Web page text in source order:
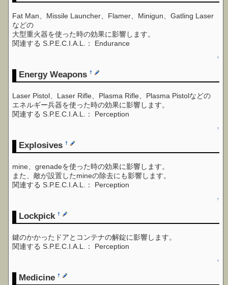
Fat Man、Missile Launcher、Flamer、Minigun、Gatling Laser
などの
大型重火器を使った時の効果に影響します。
関連する S.P.E.C.I.A.L.： Endurance
↑
Energy Weapons†
Laser Pistol、Laser Rifle、Plasma Rifle、Plasma Pistolなどの
エネルギー兵器を使った時の効果に影響します。
関連する S.P.E.C.I.A.L.： Perception
↑
Explosives†
mine、grenadeを使った時の効果に影響します。
また、敵が設置したmineの除去にも影響します。
関連する S.P.E.C.I.A.L.： Perception
↑
Lockpick†
鍵のかかったドアとコンテナの解錠に影響します。
関連する S.P.E.C.I.A.L.： Perception
↑
Medicine†